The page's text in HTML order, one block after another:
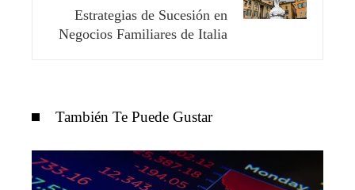
Estrategias de Sucesión en
Negocios Familiares de Italia
También Te Puede Gustar